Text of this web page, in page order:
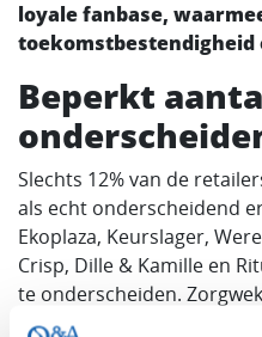
loyale fanbase,
Beperkt
Slechts 12% van de
als echt onderscheidend
Ekoplaza, Keurslager,
Crisp, Dille & Kamille en
te onderscheiden.
retailers twee derde of